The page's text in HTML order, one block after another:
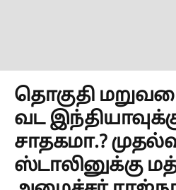
தொகுதி
வட
சாதகமா.?
ஸ்டாலினுக்கு